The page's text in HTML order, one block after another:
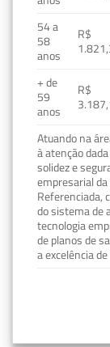
54 a
58
anos
R$
+ de
59
anos
R$
Atuando na
à atenção
solidez e
empresarial
Referenciada,
do sistema de
tecnologia
de planos de
a excelência